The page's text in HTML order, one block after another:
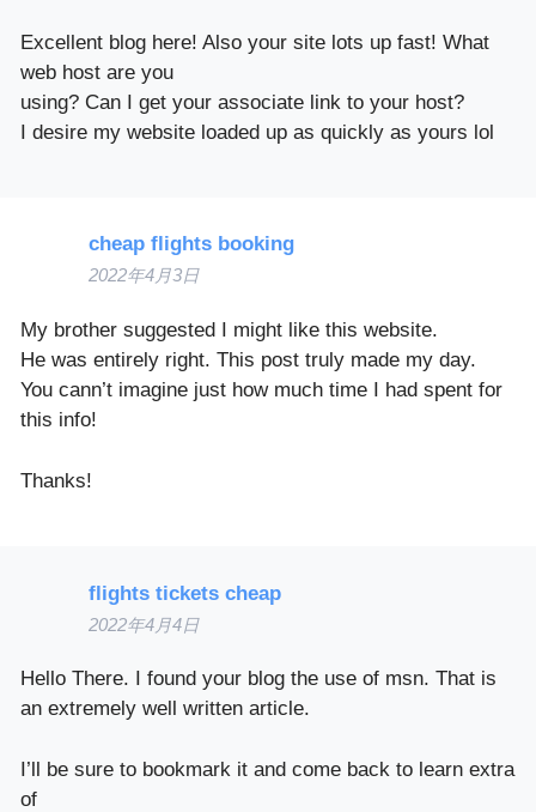
Excellent blog here! Also your site lots up fast! What
web host are you
using? Can I get your associate link to your host?
I desire my website loaded up as quickly as yours lol
cheap flights booking
2022年4月3日
My brother suggested I might like this website.
He was entirely right. This post truly made my day.
You cann’t imagine just how much time I had spent for
this info!
Thanks!
flights tickets cheap
2022年4月4日
Hello There. I found your blog the use of msn. That is
an extremely well written article.
I’ll be sure to bookmark it and come back to learn extra
of